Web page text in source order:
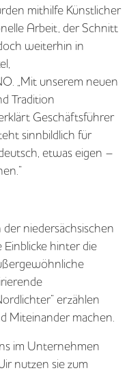
mithilfe Künstlicher
Arbeit, der Schnitt
weiterhin in
„Mit unserem neuen
Tradition
Geschäftsführer
sinnbildlich für
etwas eigen –
niedersächsischen
hinter die
erzählen
Miteinander machen.
im Unternehmen
nutzen sie zum